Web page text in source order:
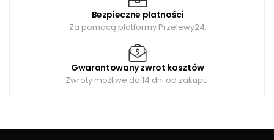
Bezpieczne płatności
Za pomocą platformy Przelewy24.
Gwarantowany zwrot kosztów
Zwroty możliwe do 14 dni od zakupu.